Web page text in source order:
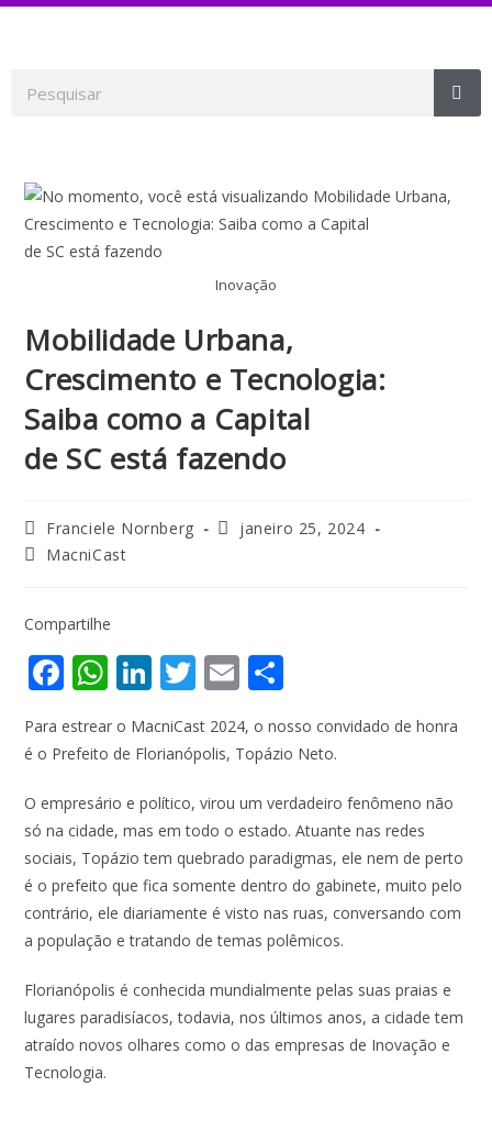
Inovação
Mobilidade Urbana,
Crescimento e Tecnologia:
Saiba como a Capital
de SC está fazendo
Franciele Nornberg
janeiro 25, 2024
MacniCast
Compartilhe
F
ac
e
o
o
k
W
h
at
A
p
p
Li
n
k
dI
n
T
w
itt
er
E
m
ai ar
Para estrear o MacniCast 2024, o nosso convidado de honra
é o Prefeito de Florianópolis, Topázio Neto.
O empresário e político, virou um verdadeiro fenômeno não
só na cidade, mas em todo o estado. Atuante nas redes
sociais, Topázio tem quebrado paradigmas, ele nem de perto
é o prefeito que fica somente dentro do gabinete, muito pelo
contrário, ele diariamente é visto nas ruas, conversando com
a população e tratando de temas polêmicos.
Florianópolis é conhecida mundialmente pelas suas praias e
lugares paradisíacos, todavia, nos últimos anos, a cidade tem
atraído novos olhares como o das empresas de Inovação e
Tecnologia.